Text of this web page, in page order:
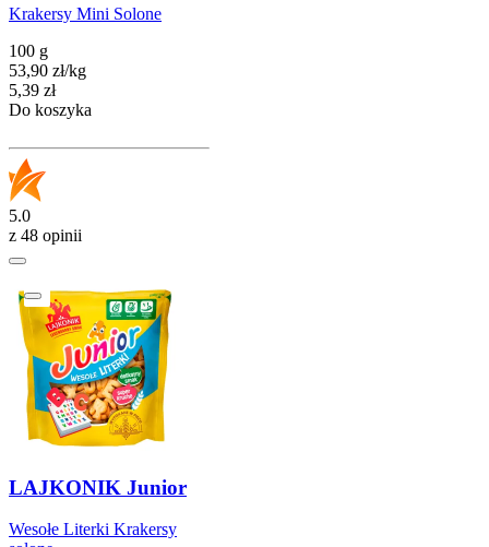
Krakersy Mini Solone
100 g
53,90 zł/kg
Cena
5,39 zł
Do koszyka
5.0
z 48 opinii
LAJKONIK Junior
Wesołe Literki Krakersy